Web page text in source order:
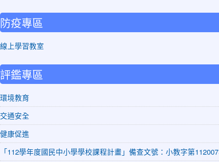
防疫專區
線上學習教室
評鑑專區
環境教育
交通安全
健康促進
「112學年度國民中小學學校課程計畫」備查文號：小教字第